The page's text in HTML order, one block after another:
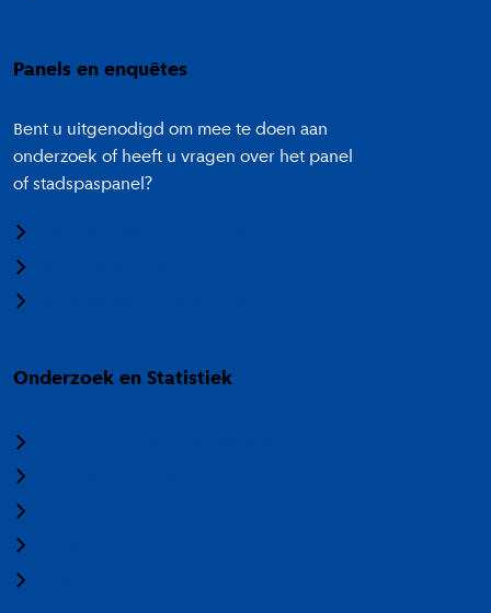
Panels en enquêtes
Bent u uitgenodigd om mee te doen aan
onderzoek of heeft u vragen over het panel
of stadspaspanel?
Onderzoek en Statistiek